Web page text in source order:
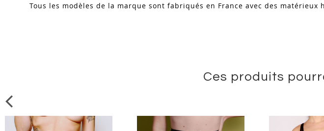
Tous les modèles de la marque sont fabriqués en France avec des matérieux
Ces produits